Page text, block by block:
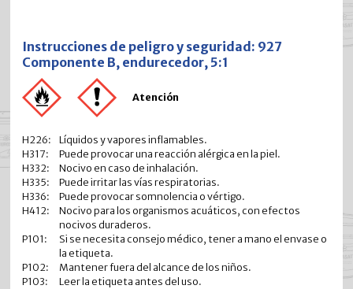
Instrucciones de peligro y seguridad: 927
Componente B, endurecedor, 5:1
Atención
H226:
Líquidos y vapores inflamables.
H317:
Puede provocar una reacción alérgica en la piel.
H332:
Nocivo en caso de inhalación.
H335:
Puede irritar las vías respiratorias.
H336:
Puede provocar somnolencia o vértigo.
H412:
Nocivo para los organismos acuáticos, con efectos
nocivos duraderos.
P101:
Si se necesita consejo médico, tener a mano el envase o
la etiqueta.
P102:
Mantener fuera del alcance de los niños.
P103:
Leer la etiqueta antes del uso.